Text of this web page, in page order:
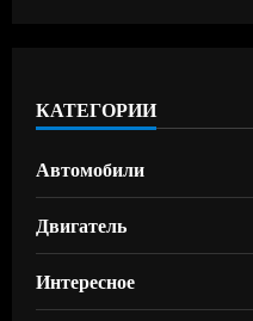
КАТЕГОРИИ
Автомобили
Двигатель
Интересное